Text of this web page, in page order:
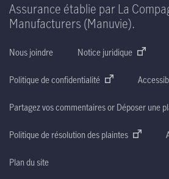
Assurance établie par La
Manufacturers (Manuvie).
Nous joindre Notice juridique
Politique de confidentialité
Partagez vos commentaires or Déposer une
Politique de résolution des plaintes
Plan du site